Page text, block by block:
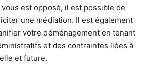
est opposé, il est possible de
une médiation. Il est également
votre déménagement en tenant
et des contraintes liées à
et future.